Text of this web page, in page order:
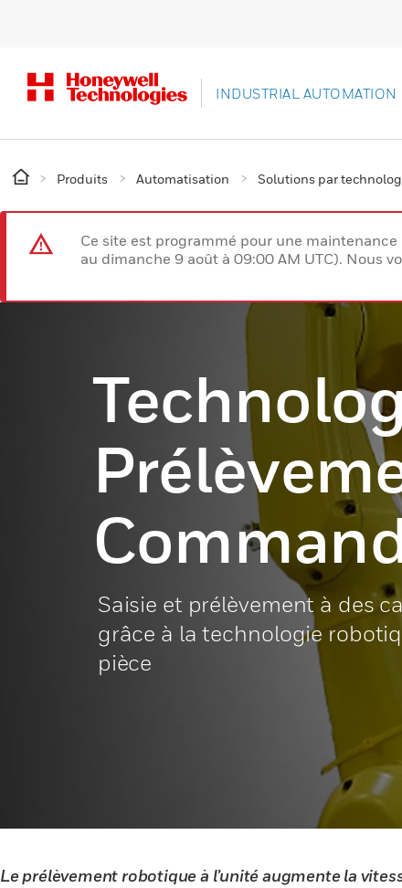
INDUSTRIAL AUTOMATION
Produits Automatisation Solutions par
Ce site est programmé pour une
au dimanche 9 août à 09:00 AM UTC). Nous
Saisie et prélèvement à des
grâce à la technologie
pièce
Le prélèvement robotique à l’unité augmente la